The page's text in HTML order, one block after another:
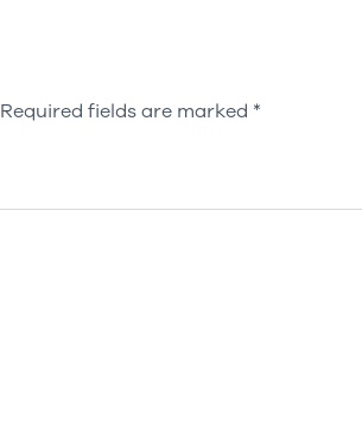
Required fields are marked *